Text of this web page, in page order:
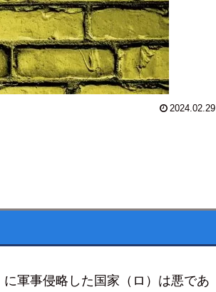
2024.02.29
軍事侵略した国家（ロ）は悪であ